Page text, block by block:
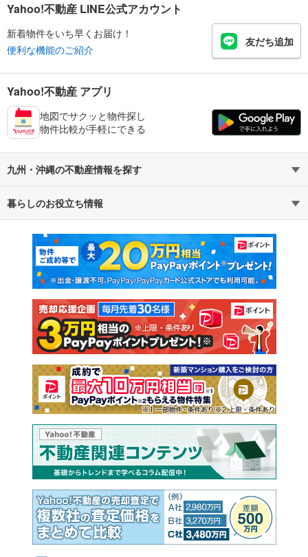
Yahoo!不動産 LINE公式アカウント
新着物件をいち早くお届け！
便利な機能のご紹介
友だち追加
Yahoo!不動産 アプリ
地図でサクッと物件探し
物件比較が手軽にできる
九州・沖縄の不動産情報を探す
不動産・住宅
新築マンション 中古マンション
新築一戸建て 中古一戸建て
注文住宅 土地
売却査定
暮らしのお役立ち情報
マンションカタログ 教えて！住まいの先生